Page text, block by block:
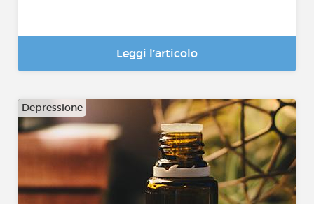
Leggi l’articolo
Depressione